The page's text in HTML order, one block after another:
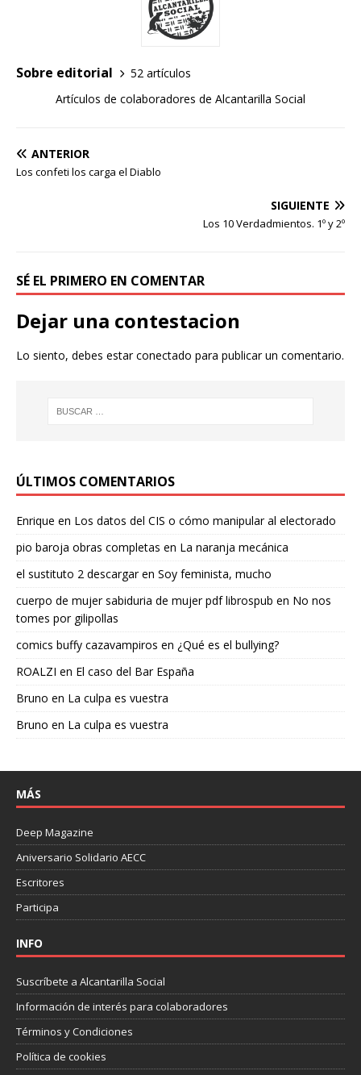
Sobre editorial
52 artículos
Artículos de colaboradores de Alcantarilla Social
ANTERIOR
Los confeti los carga el Diablo
SIGUIENTE
Los 10 Verdadmientos. 1º y 2º
SÉ EL PRIMERO EN COMENTAR
Dejar una contestacion
Lo siento, debes estarconectado para publicar un comentario.
ÚLTIMOS COMENTARIOS
Enrique en Los datos del CIS o cómo manipular al electorado
pio baroja obras completas en La naranja mecánica
el sustituto 2 descargaren Soy feminista, mucho
cuerpo de mujer sabiduria de mujer pdf librospub en No nos
tomes por gilipollas
comics buffy cazavampiros en ¿Qué es el bullying?
ROALZI en El caso del Bar España
Bruno en La culpa es vuestra
Bruno en La culpa es vuestra
MÁS
Deep Magazine
Aniversario Solidario AECC
Escritores
Participa
INFO
Suscríbete a Alcantarilla Social
Información de interés para colaboradores
Términos y Condiciones
Política de cookies